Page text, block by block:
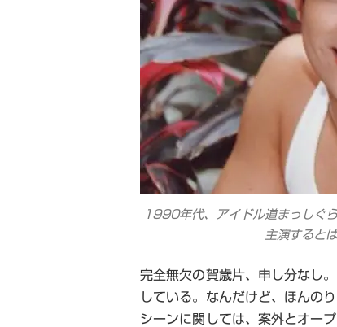
1990年代、アイドル道まっしぐ
主演すると
完全無欠の賀歳片、申し分なし
している。なんだけど、ほんの
シーンに関しては、案外とオー